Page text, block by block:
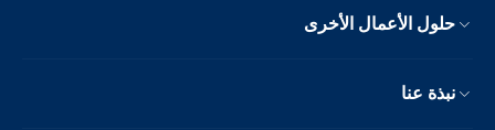
حلول الأعمال الأخرى
نبذة عنا